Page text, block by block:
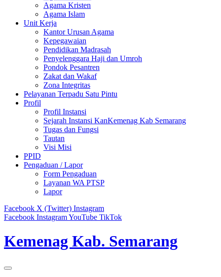
Agama Kristen
Agama Islam
Unit Kerja
Kantor Urusan Agama
Kepegawaian
Pendidikan Madrasah
Penyelenggara Haji dan Umroh
Pondok Pesantren
Zakat dan Wakaf
Zona Integritas
Pelayanan Terpadu Satu Pintu
Profil
Profil Instansi
Sejarah Instansi KanKemenag Kab Semarang
Tugas dan Fungsi
Tautan
Visi Misi
PPID
Pengaduan / Lapor
Form Pengaduan
Layanan WA PTSP
Lapor
Facebook X (Twitter) Instagram
Facebook InstagramYouTube TikTok
Kemenag Kab. Semarang